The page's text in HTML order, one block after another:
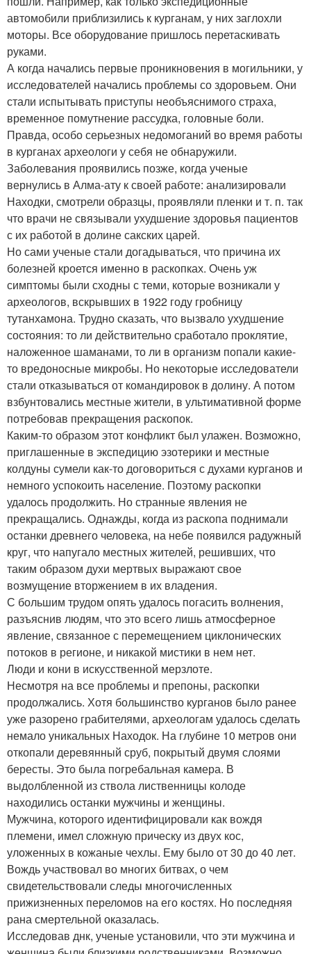
автомобили приблизились к курганам, у них заглохли
моторы. Все оборудование пришлось перетаскивать
руками.
А когда начались первые проникновения в могильники, у
исследователей начались проблемы со здоровьем. Они
стали испытывать приступы необъяснимого страха,
временное помутнение рассудка, головные боли.
Правда, особо серьезных недомоганий во время работы
в курганах археологи у себя не обнаружили.
Заболевания проявились позже, когда ученые
вернулись в Алма-ату к своей работе: анализировали
Находки, смотрели образцы, проявляли пленки и т. п. так
что врачи не связывали ухудшение здоровья пациентов
с их работой в долине сакских царей.
Но сами ученые стали догадываться, что причина их
болезней кроется именно в раскопках. Очень уж
симптомы были сходны с теми, которые возникали у
археологов, вскрывших в 1922 году гробницу
тутанхамона. Трудно сказать, что вызвало ухудшение
состояния: то ли действительно сработало проклятие,
наложенное шаманами, то ли в организм попали какие-
то вредоносные микробы. Но некоторые исследователи
стали отказываться от командировок в долину. А потом
взбунтовались местные жители, в ультимативной форме
потребовав прекращения раскопок.
Каким-то образом этот конфликт был улажен. Возможно,
приглашенные в экспедицию эзотерики и местные
колдуны сумели как-то договориться с духами курганов и
немного успокоить население. Поэтому раскопки
удалось продолжить. Но странные явления не
прекращались. Однажды, когда из раскопа поднимали
останки древнего человека, на небе появился радужный
круг, что напугало местных жителей, решивших, что
таким образом духи мертвых выражают свое
возмущение вторжением в их владения.
С большим трудом опять удалось погасить волнения,
разъяснив людям, что это всего лишь атмосферное
явление, связанное с перемещением циклонических
потоков в регионе, и никакой мистики в нем нет.
Люди и кони в искусственной мерзлоте.
Несмотря на все проблемы и препоны, раскопки
продолжались. Хотя большинство курганов было ранее
уже разорено грабителями, археологам удалось сделать
немало уникальных Находок. На глубине 10 метров они
откопали деревянный сруб, покрытый двумя слоями
бересты. Это была погребальная камера. В
выдолбленной из ствола лиственницы колоде
находились останки мужчины и женщины.
Мужчина, которого идентифицировали как вождя
племени, имел сложную прическу из двух кос,
уложенных в кожаные чехлы. Ему было от 30 до 40 лет.
Вождь участвовал во многих битвах, о чем
свидетельствовали следы многочисленных
прижизненных переломов на его костях. Но последняя
рана смертельной оказалась.
Исследовав днк, ученые установили, что эти мужчина и